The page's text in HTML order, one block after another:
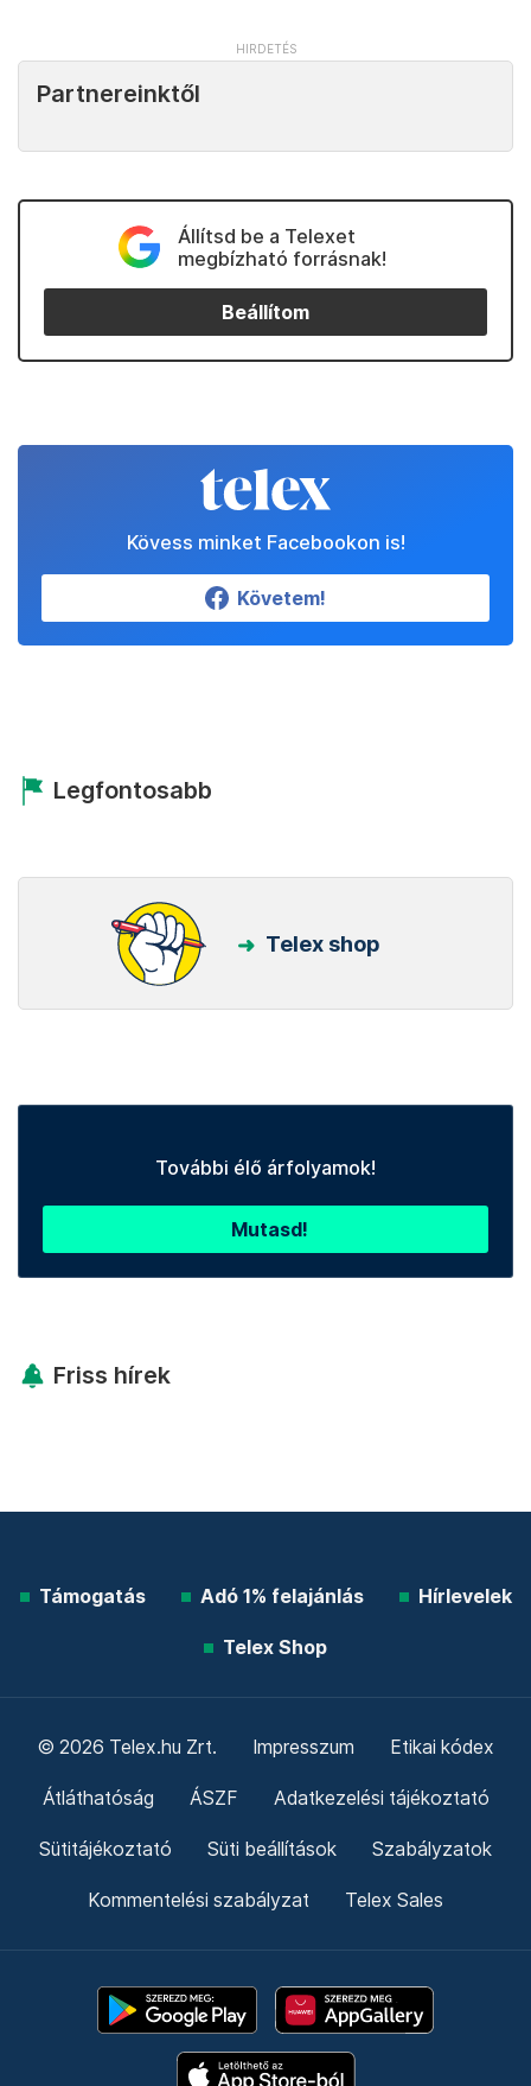
Partnereinktől
Állítsd be a Telexet
megbízható forrásnak!
Beállítom
Kövess minket Facebookon is!
Követem!
Legfontosabb
Telex shop
További élő árfolyamok!
Mutasd!
Friss hírek
Támogatás Adó 1% felajánlás Hírlevelek
Telex Shop
© 2026 Telex.hu Zrt. Impresszum Etikai kódex
Átláthatóság ÁSZF Adatkezelési tájékoztató
Sütitájékoztató Süti beállítások Szabályzatok
Kommentelési szabályzat Telex Sales